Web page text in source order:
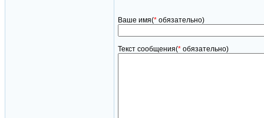
Ваше имя(* обязательно)
Текст сообщения(* обязательно)